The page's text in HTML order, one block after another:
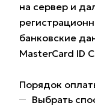
на сервер и
банковские
MasterCard ID
Порядок
Выбрать